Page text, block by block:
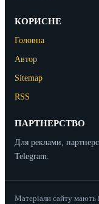
КОРИСНЕ
Головна
Автор
Sitemap
RSS
ПАРТНЕРСТВО
Для реклами,
Telegram.
Матеріали сайту мають